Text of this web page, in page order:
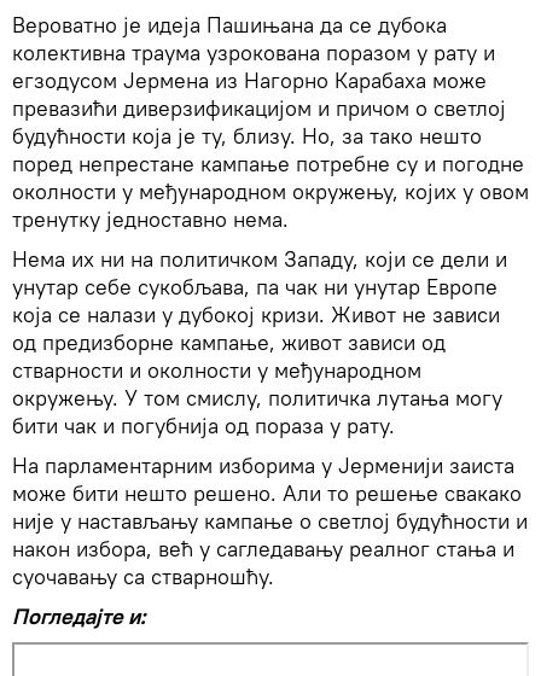
Вероватно је идеја Пашињана да се дубока
колективна траума узрокована поразом у рату и
егзодусом Јермена из Нагорно Карабаха може
превазићи диверзификацијом и причом о светлој
будућности која је ту, близу. Но, за тако нешто
поред непрестане кампање потребне су и погодне
околности у међународном окружењу, којих у овом
тренутку једноставно нема.
Нема их ни на политичком Западу, који се дели и
унутар себе сукобљава, па чак ни унутар Европе
која се налази у дубокој кризи. Живот не зависи
од предизборне кампање, живот зависи од
стварности и околности у међународном
окружењу. У том смислу, политичка лутања могу
бити чак и погубнија од пораза у рату.
На парламентарним изборима у Јерменији заиста
може бити нешто решено. Али то решење свакако
није у настављању кампање о светлој будућности и
након избора, већ у сагледавању реалног стања и
суочавању са стварношћу.
Погледајте и: